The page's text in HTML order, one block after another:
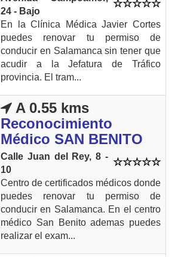
24 - Bajo
En la Clínica Médica Javier Cortes
puedes renovar tu permiso de
conducir en Salamanca sin tener que
acudir a la Jefatura de Tráfico
provincia. El tram...
A 0.55 kms
Reconocimiento
Médico SAN BENITO
Calle Juan del Rey, 8 -
10
Centro de certificados médicos donde
puedes renovar tu permiso de
conducir en Salamanca. En el centro
médico San Benito ademas puedes
realizar el exam...